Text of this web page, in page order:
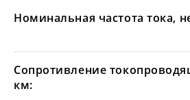
Номинальная частота тока,
Сопротивление
км: